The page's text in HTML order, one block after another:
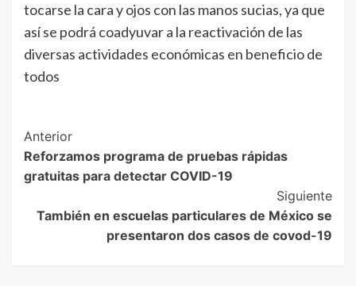
tocarse la cara y ojos con las manos sucias, ya que
así se podrá coadyuvar a la reactivación de las
diversas actividades económicas en beneficio de
todos
Post
Navigation
Anterior
Reforzamos programa de pruebas rápidas
gratuitas para detectar COVID-19
Siguiente
También en escuelas particulares de México se
presentaron dos casos de covod-19